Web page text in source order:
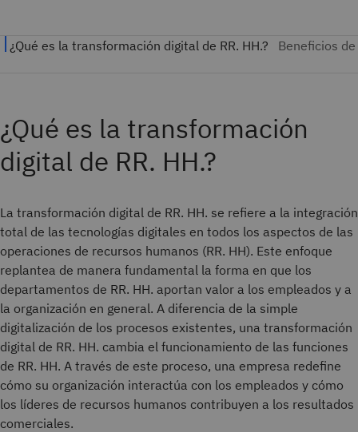
¿Qué es la transformación
digital de RR. HH.?
La transformación digital de RR. HH. se refiere a la integración
total de las tecnologías digitales en todos los aspectos de las
operaciones de recursos humanos (RR. HH). Este enfoque
replantea de manera fundamental la forma en que los
departamentos de RR. HH. aportan valor a los empleados y a
la organización en general. A diferencia de la simple
digitalización de los procesos existentes, una transformación
digital de RR. HH. cambia el funcionamiento de las funciones
de RR. HH. A través de este proceso, una empresa redefine
cómo su organización interactúa con los empleados y cómo
los líderes de recursos humanos contribuyen a los resultados
comerciales.